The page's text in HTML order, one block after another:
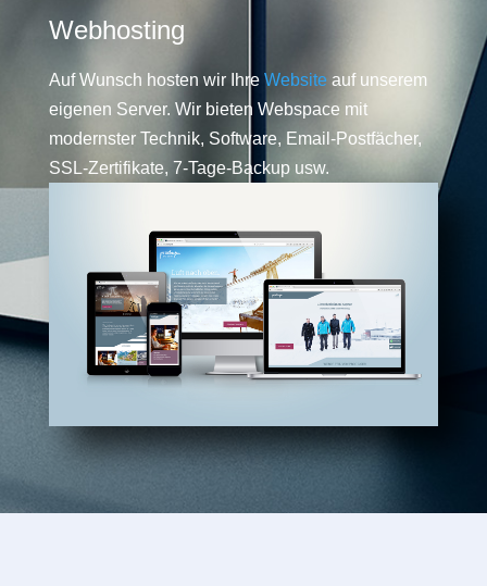
Webhosting
Auf Wunsch hosten wir Ihre Website auf unserem
eigenen Server. Wir bieten Webspace mit
modernster Technik, Software, Email-Postfächer,
SSL-Zertifikate, 7-Tage-Backup usw.